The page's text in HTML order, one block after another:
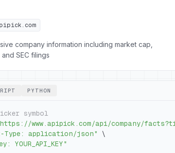
company information including market cap,
SEC filings
PYTHON
symbol
www.apipick.com/api/company/
Type: application/json"
\
YOUR_API_KEY"